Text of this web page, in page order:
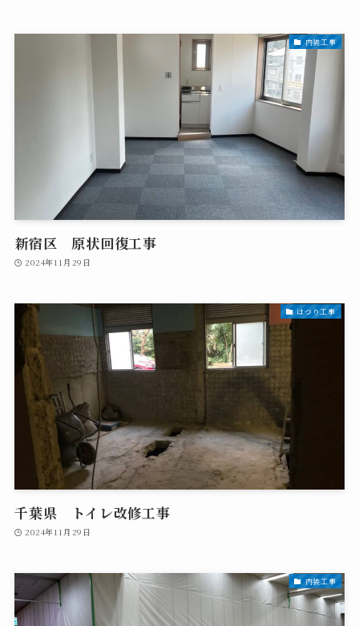
内装工事
新宿区 原状回復工事
2024年11月29日
はつり工事
千葉県 トイレ改修工事
2024年11月29日
内装工事